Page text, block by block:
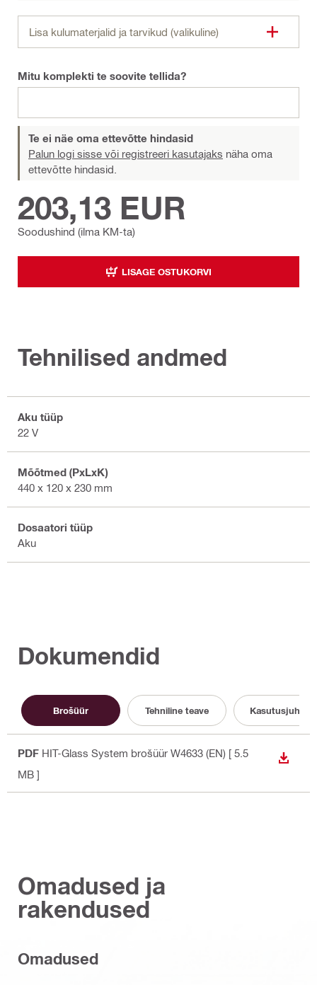
Lisa kulumaterjalid ja tarvikud (valikuline)
Mitu komplekti te soovite tellida?
Te ei näe oma ettevõtte hindasid
Palun logi sisse või registreeri kasutajaks näha oma
ettevõtte hindasid.
Soodushind (ilma KM-ta)
203,13 EUR
LISAGE OSTUKORVI
Tehnilised andmed
Aku tüüp
22 V
Mõõtmed (PxLxK)
440 x 120 x 230 mm
Dosaatori tüüp
Aku
Dokumendid
Brošüür Tehniline teave Kasutusjuhend
PDF HIT-Glass System brošüür W4633 (EN) [ 5.5
MB ]
Omadused ja
rakendused
Omadused